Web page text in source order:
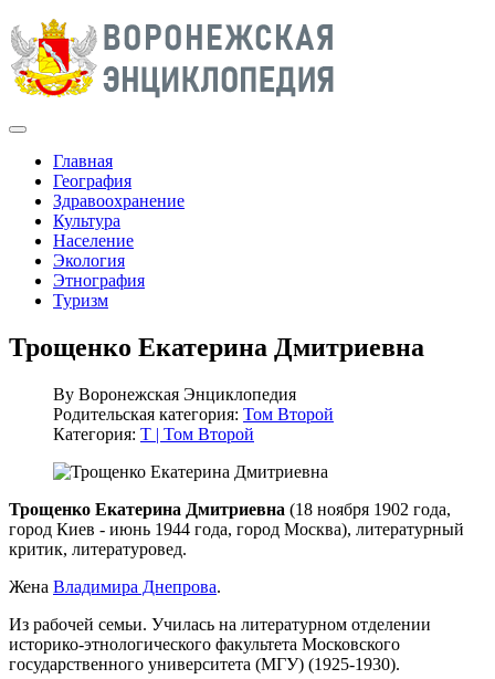
Главная
География
Здравоохранение
Культура
Население
Экология
Этнография
Туризм
Трощенко Екатерина Дмитриевна
By Воронежская Энциклопедия
Родительская категория: Том Второй
Категория: Т | Том Второй
Трощенко Екатерина Дмитриевна (18 ноября 1902 года,
город Киев - июнь 1944 года, город Москва), литературный
критик, литературовед.
Жена Владимира Днепрова.
Из рабочей семьи. Училась на литературном отделении
историко-этнологического факультета Московского
государственного университета (МГУ) (1925-1930).